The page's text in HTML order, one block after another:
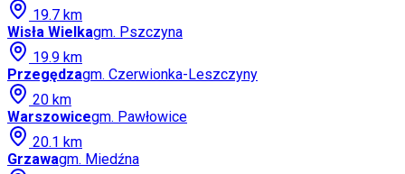
19.7 km
Wisła Wielkagm. Pszczyna
19.9 km
Przegędzagm. Czerwionka-Leszczyny
20 km
Warszowicegm. Pawłowice
20.1 km
Grzawagm. Miedźna